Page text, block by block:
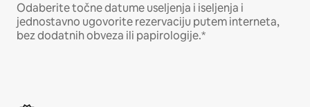
Odaberite točne datume useljenja i iseljenja i
jednostavno ugovorite rezervaciju putem interneta,
bez dodatnih obveza ili papirologije.*